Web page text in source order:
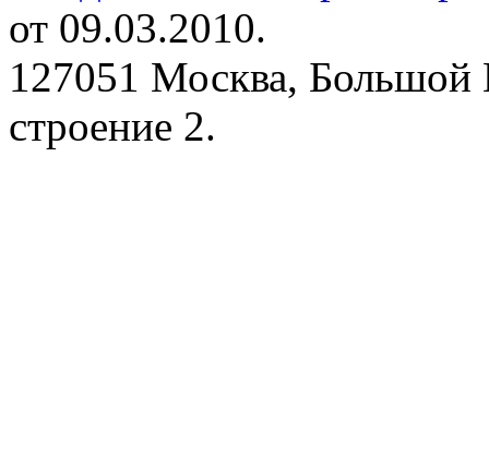
от 09.03.2010.
127051 Москва, Большой
строение 2.